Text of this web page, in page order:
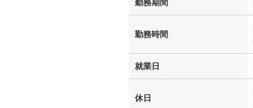
勤務期間
勤務時間
就業日
休日